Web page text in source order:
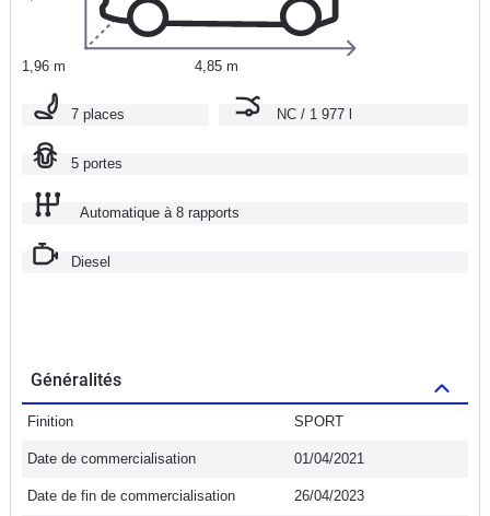
1,96 m 4,85 m
7 places NC / 1 977 l
5 portes
Automatique à 8 rapports
Diesel
Généralités
Finition SPORT
Date de commercialisation 01/04/2021
Date de fin de commercialisation 26/04/2023